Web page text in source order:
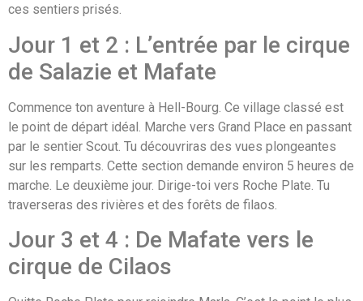
ces sentiers prisés.
Jour 1 et 2 : L’entrée par le cirque
de Salazie et Mafate
Commence ton aventure à Hell-Bourg. Ce village classé est
le point de départ idéal. Marche vers Grand Place en passant
par le sentier Scout. Tu découvriras des vues plongeantes
sur les remparts. Cette section demande environ 5 heures de
marche. Le deuxième jour. Dirige-toi vers Roche Plate. Tu
traverseras des rivières et des forêts de filaos.
Jour 3 et 4 : De Mafate vers le
cirque de Cilaos